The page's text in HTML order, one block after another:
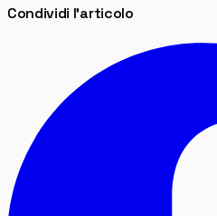
Condividi l'articolo